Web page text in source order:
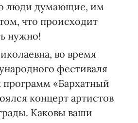
люди думающие, им
что происходит
нужно!
во время
фестиваля
программ «Бархатный
концерт артистов
Каковы ваши